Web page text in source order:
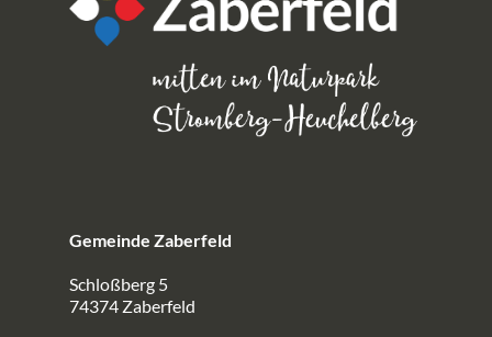
Gemeinde Zaberfeld
Schloßberg 5
74374 Zaberfeld